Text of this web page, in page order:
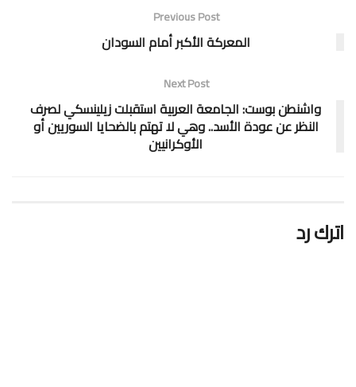
Previous Post
المعركة الأكبر أمام السودان
Next Post
واشنطن بوست: الجامعة العربية استقبلت زيلينسكي لصرف
النظر عن عودة الأسد.. وهي لا تهتم بالضحايا السوريين أو
الأوكرانيين
اترك رد